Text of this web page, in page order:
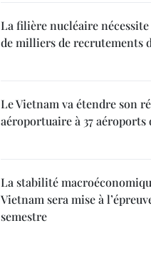
La filière nucléaire nécessite
de milliers de recrutements
Le Vietnam va étendre son
aéroportuaire à 37 aéroports
La stabilité
Vietnam sera mise à
semestre